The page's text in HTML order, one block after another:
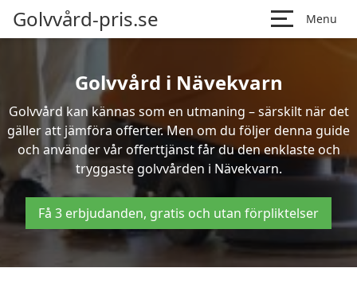
Golvvård-pris.se Menu
Golvvård i Nävekvarn
Golvvård kan kännas som en utmaning – särskilt när det
gäller att jämföra offerter. Men om du följer denna guide
och använder vår offerttjänst får du den enklaste och
tryggaste golvvården i Nävekvarn.
Få 3 erbjudanden, gratis och utan förpliktelser